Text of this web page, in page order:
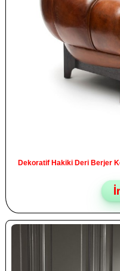
Dekoratif Hakiki Deri Berjer